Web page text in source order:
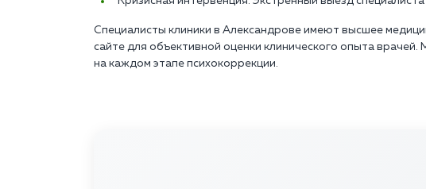
Специалисты клиники в Александрове имеют высшее
сайте для объективной оценки клинического опыта
на каждом этапе психокоррекции.